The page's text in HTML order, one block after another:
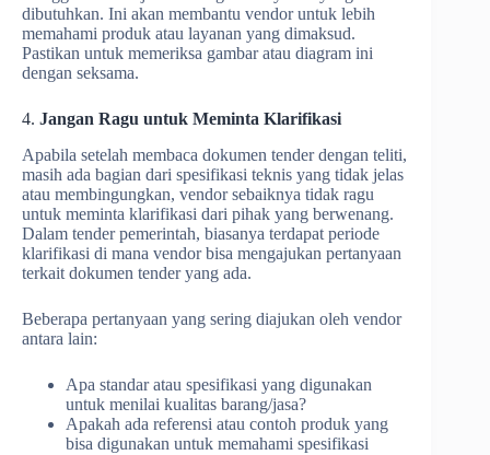
dibutuhkan. Ini akan membantu vendor untuk lebih
memahami produk atau layanan yang dimaksud.
Pastikan untuk memeriksa gambar atau diagram ini
dengan seksama.
4. Jangan Ragu untuk Meminta Klarifikasi
Apabila setelah membaca dokumen tender dengan teliti,
masih ada bagian dari spesifikasi teknis yang tidak jelas
atau membingungkan, vendor sebaiknya tidak ragu
untuk meminta klarifikasi dari pihak yang berwenang.
Dalam tender pemerintah, biasanya terdapat periode
klarifikasi di mana vendor bisa mengajukan pertanyaan
terkait dokumen tender yang ada.
Beberapa pertanyaan yang sering diajukan oleh vendor
antara lain:
Apa standar atau spesifikasi yang digunakan
untuk menilai kualitas barang/jasa?
Apakah ada referensi atau contoh produk yang
bisa digunakan untuk memahami spesifikasi